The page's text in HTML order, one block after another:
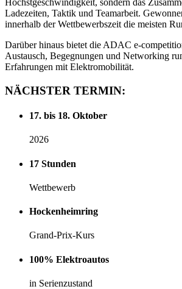
Höchstgeschwindigkeit, sondern das
Ladezeiten, Taktik und Teamarbeit.
innerhalb der Wettbewerbszeit die meisten
Darüber hinaus bietet die ADAC
Austausch, Begegnungen und Networking
Erfahrungen mit Elektromobilität.
NÄCHSTER TERMIN:
17. bis 18. Oktober
2026
17 Stunden
Wettbewerb
Hockenheimring
Grand-Prix-Kurs
100% Elektroautos
in Serienzustand